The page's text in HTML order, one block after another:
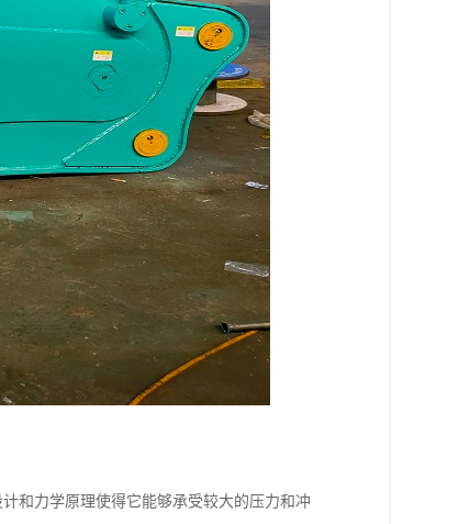
和力学原理使得它能够承受较大的压力和冲